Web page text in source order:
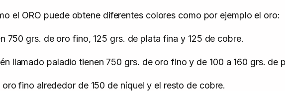
el ORO puede obtene diferentes colores como por ejemplo el oro:
750 grs. de oro fino, 125 grs. de plata fina y 125 de cobre.
llamado paladio tienen 750 grs. de oro fino y de 100 a 160 grs. de
fino alrededor de 150 de níquel y el resto de cobre.